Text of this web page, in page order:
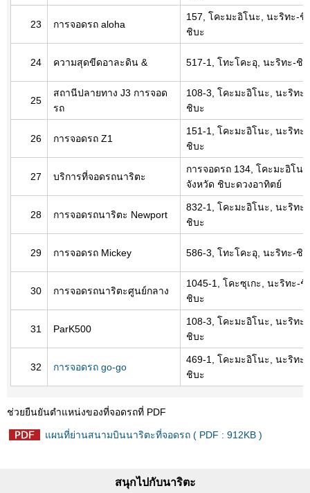
23 การจอดรถ aloha
157, โคะมะอิโนะ, นะริทะ-ชิ
ชิบะ
24 ความสุดขีดอาละดิน & 517-1, โทะโคะอุ, นะริทะ-ชิ,
25
สถานีปลายทาง J3 การจอด
รถ
108-3, โคะมะอิโนะ, นะริทะ
ชิบะ
26 การจอดรถ Z1
151-1, โคะมะอิโนะ, นะริทะ
ชิบะ
27 บริการที่จอดรถนาริตะ
การจอดรถ 134, โคะมะอิโน
จังหวัด ชิบะดวงอาทิตย์
28 การจอดรถนาริตะ Newport
832-1, โคะมะอิโนะ, นะริทะ
ชิบะ
29 การจอดรถ Mickey 586-3, โทะโคะอุ, นะริทะ-ชิ,
30 การจอดรถนาริตะศูนย์กลาง
1045-1, โคะซุเกะ, นะริทะ-ชิ
ชิบะ
31 ParK500
108-3, โคะมะอิโนะ, นะริทะ
ชิบะ
32 การจอดรถ go-go
469-1, โคะมะอิโนะ, นะริทะ
ชิบะ
ช่วยยืนยันตำแหน่งของที่จอดรถที่ PDF
แผนที่ย่านสนามบินนาริตะที่จอดรถ ( PDF : 912KB )
สนุกไปกับนาริตะ